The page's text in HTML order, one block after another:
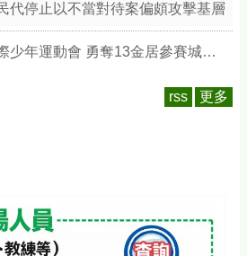
代停止以不當對待案偏頗攻擊基層
臺北市代表隊閃耀國際少年運動會 勇奪13金居參賽城市之冠 展現競技實力與城市榮耀
rss 更多